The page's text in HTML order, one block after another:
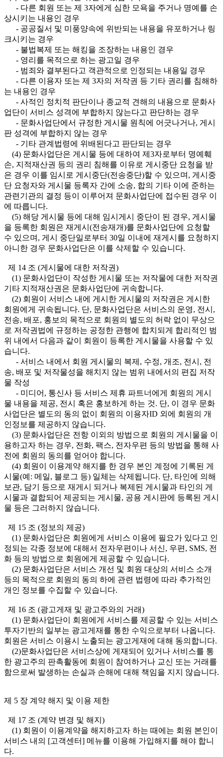
- 다른 회원 또는 제 3자에게 심한 모욕을 주거나 명예를 손
상시키는 내용인 경우
- 공공질서 및 미풍양속에 위반되는 내용을 유포하거나 링
크시키는 경우
- 불법복제 또는 해킹을 조장하는 내용인 경우
- 영리를 목적으로 하는 광고일 경우
- 범죄와 결부된다고 객관적으로 인정되는 내용일 경우
- 다른 이용자 또는 제 3자의 저작권 등 기타 권리를 침해하
는 내용인 경우
- 사적인 정치적 판단이나 종교적 견해의 내용으로 문화사
업단이 서비스 성격에 부합하지 않는다고 판단하는 경우
- 문화사업단에서 규정한 게시물 원칙에 어긋나거나, 게시
판 성격에 부합하지 않는 경우
- 기타 관계법령에 위배된다고 판단되는 경우
(4) 문화사업단은 게시물 등에 대하여 제3자로부터 명예훼
손, 지적재산권 등의 권리 침해를 이유로 게시중단 요청을 받
은 경우 이를 임시로 게시중단(전송중단)할 수 있으며, 게시중
단 요청자와 게시물 등록자 간에 소송, 합의 기타 이에 준하는
관련기관의 결정 등이 이루어져 문화사업단에 접수된 경우 이
에 따릅니다.
(5) 해당 게시물 등에 대해 임시게시 중단이 된 경우, 게시물
을 등록한 회원은 재게시(전송재개)를 문화사업단에 요청할
수 있으며, 게시 중단일로부터 30일 이내에 재게시를 요청하지
아니한 경우 문화사업단은 이를 삭제할 수 있습니다.
제 14 조 (게시물에 대한 저작권)
(1) 문화사업단이 작성한 게시물 또는 저작물에 대한 저작권
기타 지적재산권은 문화사업단에 귀속합니다.
(2) 회원이 서비스 내에 게시한 게시물의 저작권은 게시한
회원에게 귀속됩니다. 단, 문화사업단은 서비스의 운영, 전시,
전송, 배포, 홍보의 목적으로 회원의 별도의 허락 없이 무상으
로 저작권법에 규정하는 공정한 관행에 합치되게 합리적인 범
위 내에서 다음과 같이 회원이 등록한 게시물을 사용할 수 있
습니다.
- 서비스 내에서 회원 게시물의 복제, 수정, 개조, 전시, 전
송, 배포 및 저작물성을 해치지 않는 범위 내에서의 편집 저작
물 작성
- 미디어, 통신사 등 서비스 제휴 파트너에게 회원의 게시
물 내용을 제공, 전시 혹은 홍보하게 하는 것. 단, 이 경우 문화
사업단은 별도의 동의 없이 회원의 이용자ID 외에 회원의 개
인정보를 제공하지 않습니다.
(3) 문화사업단은 전항 이외의 방법으로 회원의 게시물을 이
용하고자 하는 경우, 전화, 팩스, 전자우편 등의 방법을 통해 사
전에 회원의 동의를 얻어야 합니다.
(4) 회원이 이용계약 해지를 한 경우 본인 계정에 기록된 게
시물(예: 메일, 블로그 등) 일체는 삭제됩니다. 단, 타인에 의해
보관, 담기 등으로 재게시 되거나 복제된 게시물과 타인의 게
시물과 결합되어 제공되는 게시물, 공용 게시판에 등록된 게시
물 등은 그러하지 않습니다.
제 15 조 (정보의 제공)
(1) 문화사업단은 회원에게 서비스 이용에 필요가 있다고 인
정되는 각종 정보에 대해서 전자우편이나 서신, 우편, SMS, 전
화 등의 방법으로 회원에게 제공할 수 있습니다.
(2) 문화사업단은 서비스 개선 및 회원 대상의 서비스 소개
등의 목적으로 회원의 동의 하에 관련 법령에 따라 추가적인
개인 정보를 수집할 수 있습니다.
제 16 조 (광고게재 및 광고주와의 거래)
(1) 문화사업단이 회원에게 서비스를 제공할 수 있는 서비스
투자기반의 일부는 광고게재를 통한 수익으로부터 나옵니다.
회원은 서비스 이용시 노출되는 광고게재에 대해 동의합니다.
(2)문화사업단은 서비스상에 게재되어 있거나 서비스를 통
한 광고주의 판촉활동에 회원이 참여하거나 교신 또는 거래를
함으로써 발생하는 손실과 손해에 대해 책임을 지지 않습니다.
제 5 장 계약 해지 및 이용 제한
제 17 조 (계약 변경 및 해지)
(1) 회원이 이용계약을 해지하고자 하는 때에는 회원 본인이
서비스 내의 [고객센터] 메뉴를 이용해 가입해지를 해야 합니
다.